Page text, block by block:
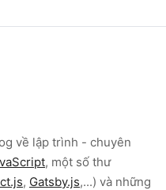
về lập trình - chuyên
, một số thư
, Gatsby.js,...) và những